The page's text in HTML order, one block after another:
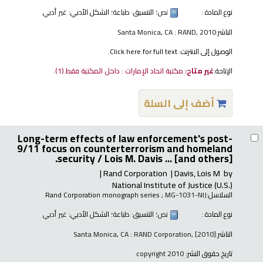
نوع المادة :
نص؛ التنسيق: طباعة؛ الشكل الأدبي: غير أدبي
الناشر:Santa Monica, CA : RAND, 2010
الوصول إلى الانترنت:Click here for full text.
الإتاحة:غير متاح: مكتبة اتحاد الإمارات : داخل المكتبة فقط(1).
أضف إلى السلة
Long-term effects of law enforcement's post-
9/11 focus on counterterrorism and homeland
security /Lois M. Davis ... [and others].
by
Davis, Lois M
Rand Corporation
National Institute of Justice (U.S.)
السلاسل: Rand Corporation monograph series; MG-1031-NIJ
نوع المادة :
نص؛ التنسيق: طباعة؛ الشكل الأدبي: غير أدبي
الناشر:Santa Monica, CA : RAND Corporation, [2010]
تاريخ حقوق النشر: